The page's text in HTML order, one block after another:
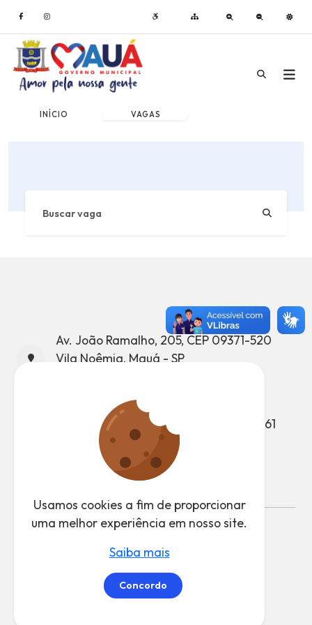
INÍCIO VAGAS
Av. João Ramalho, 205, CEP 09371-520
Vila Noêmia, Mauá - SP
Telefone: (11) 4512-7500
Atendimento ao Munícipe: (11) 4512-7661
Ouvidoria: (11) 4512-7847
Desenvolvido pela CTI - Coordenadoria de
Tecnologia da Informação
Usamos cookies a fim de proporcionar
uma melhor experiência em nosso site.
Saiba mais
Concordo